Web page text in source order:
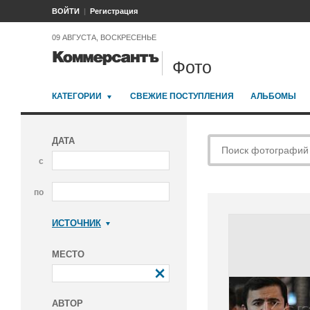
ВОЙТИ Регистрация
09 АВГУСТА, ВОСКРЕСЕНЬЕ
Фото
КАТЕГОРИИ СВЕЖИЕ ПОСТУПЛЕНИЯ АЛЬБОМЫ
ДАТА
с
по
ИСТОЧНИК
МЕСТО
АВТОР